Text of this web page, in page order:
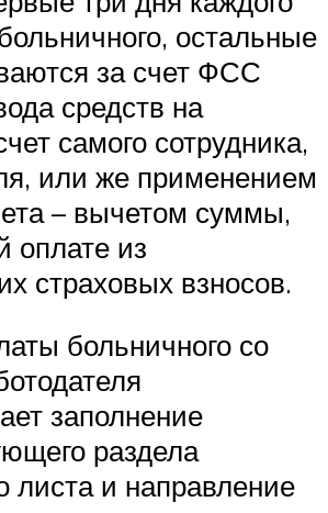
остальные
за счет ФСС
средств на
самого сотрудника,
или же применением
– вычетом суммы,
оплате из
страховых взносов.
больничного со
заполнение
раздела
листа и направление